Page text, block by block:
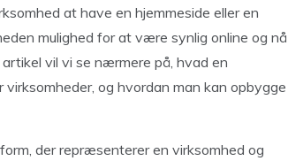
at have en hjemmeside eller en
mulighed for at være synlig online og nå
vil vi se nærmere på, hvad en
og hvordan man kan opbygge
der repræsenterer en virksomhed og